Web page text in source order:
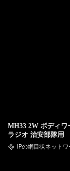
MH33 2W ボディ
ラジオ 治安部隊用
IPの網目状ネットワ